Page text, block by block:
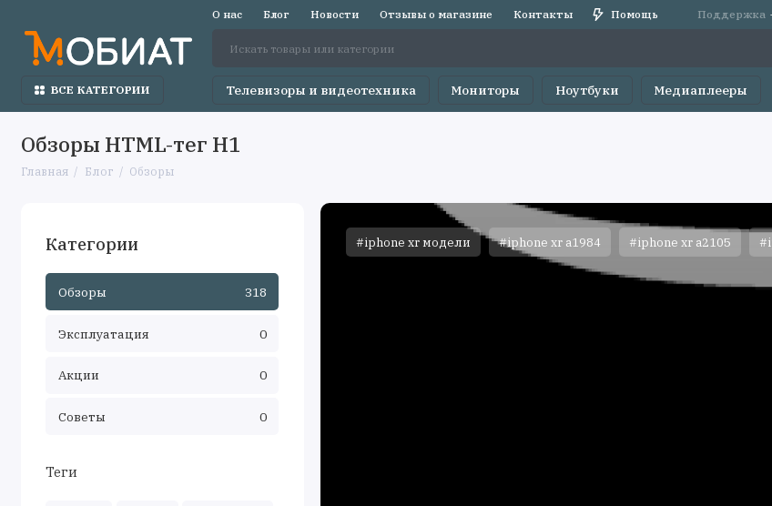
О нас Блог Новости Отзывы о магазине Контакты Помощь Поддержка
ВСЕ КАТЕГОРИИ Телевизоры и видеотехника Мониторы Ноутбуки Медиаплееры
Обзоры HTML-тег H1
Главная Блог Обзоры
Категории
Обзоры 318
Эксплуатация 0
Акции 0
Советы 0
Теги
#iphone xr модели #iphone xr a1984 #iphone xr a2105